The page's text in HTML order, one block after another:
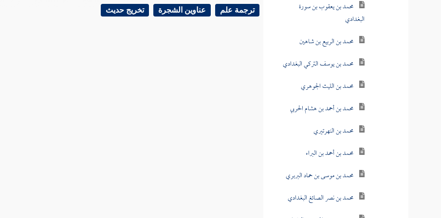
محمد بن يعقوب بن سورة
البغدادي
محمد بن الربيع بن شاهين
محمد بن يوسف التركي البغدادي
محمد بن الليث الجوهري
محمد بن أحمد بن هشام الحربي
محمد بن النهرتيري
محمد بن أحمد بن البراء
محمد بن موسى بن حماد البربري
محمد بن نصر الصائغ البغدادي
ترجمة علم عناوين الشجرة تخريج حديث